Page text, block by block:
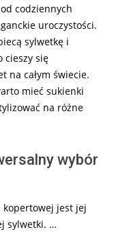
codziennych
uroczystości.
sylwetkę i
cieszy się
na całym świecie.
mieć sukienki
na różne
wybór
kopertowej jest jej
sylwetki. …